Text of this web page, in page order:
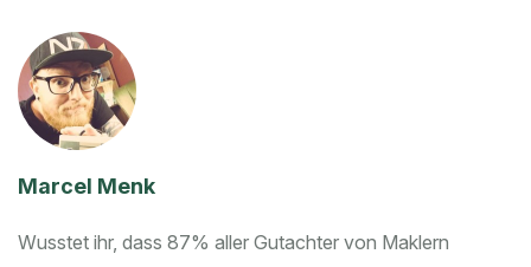
Marcel Menk
Wusstet ihr, dass 87% aller Gutachter von Maklern